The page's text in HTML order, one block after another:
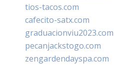
tios-tacos.com
cafecito-satx.com
graduacionviu2023.com
pecanjackstogo.com
zengardendayspa.com